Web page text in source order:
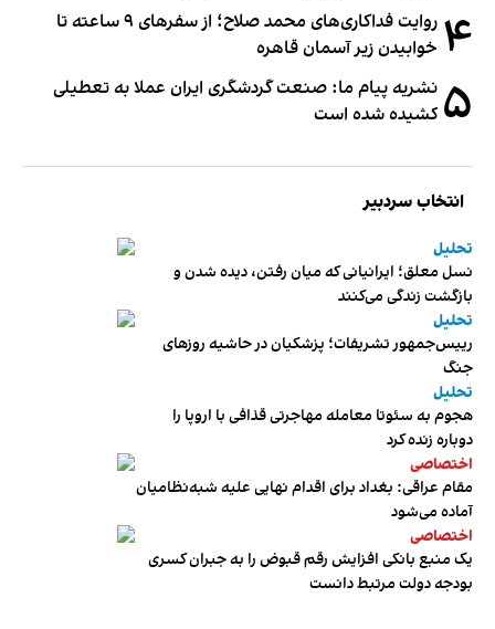
۴
روایت فداکاری‌های محمد صلاح؛ از سفرهای ۹ ساعته تا
خوابیدن زیر آسمان قاهره
۵ نشریه پیام ما: صنعت گردشگری ایران عملا به تعطیلی
کشیده شده است
انتخاب سردبیر
تحلیل
نسل معلق؛ ایرانیانی که میان رفتن، دیده شدن و
بازگشت زندگی می‌کنند
تحلیل
رییس‌جمهور تشریفات؛ پزشکیان در حاشیه روزهای
جنگ
تحلیل
هجوم به سئوتا معامله مهاجرتی قذافی با اروپا را
دوباره زنده کرد
اختصاصی
مقام عراقی: بغداد برای اقدام نهایی علیه شبه‌نظامیان
آماده می‌شود
اختصاصی
یک منبع بانکی افزایش رقم قبوض را به جبران کسری
بودجه دولت مرتبط دانست